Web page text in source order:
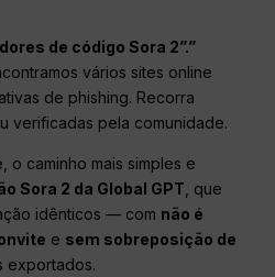
de código Sora 2”.”
vários sites online
de phishing. Recorra
verificadas pela comunidade.
o caminho mais simples e
Sora 2 da Global GPT , que
idênticos — com não é
e sem sobreposição de
exportados.